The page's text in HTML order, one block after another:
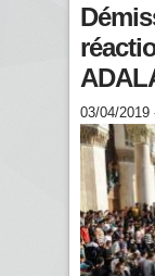
03/04/2019